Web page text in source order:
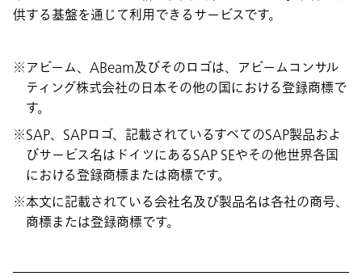
供する基盤を通じて利用できるサービスです。
アビーム、ABeam及びそのロゴは、アビームコンサル
ティング株式会社の日本その他の国における登録商標で
す。
SAP、SAPロゴ、記載されているすべてのSAP製品およ
びサービス名はドイツにあるSAP SEやその他世界各国
における登録商標または商標です。
本文に記載されている会社名及び製品名は各社の商号、
商標または登録商標です。